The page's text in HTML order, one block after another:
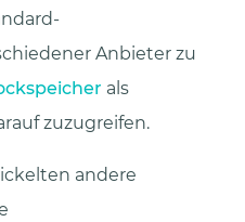
Anbieter zu
als
zuzugreifen.
andere